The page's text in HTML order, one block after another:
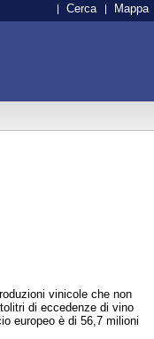
Cerca Mappa
vinicole che non
di eccedenze di vino
europeo è di 56,7 milioni